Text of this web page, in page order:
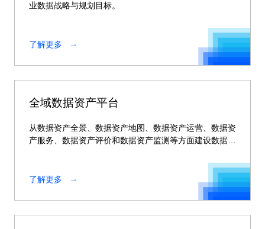
业数据战略与规划目标。
了解更多
全域数据资产平台
从数据资产全景、数据资产地图、数据资产运营、数据资
产服务、数据资产评价和数据资产监测等方面建设数据资
了解更多